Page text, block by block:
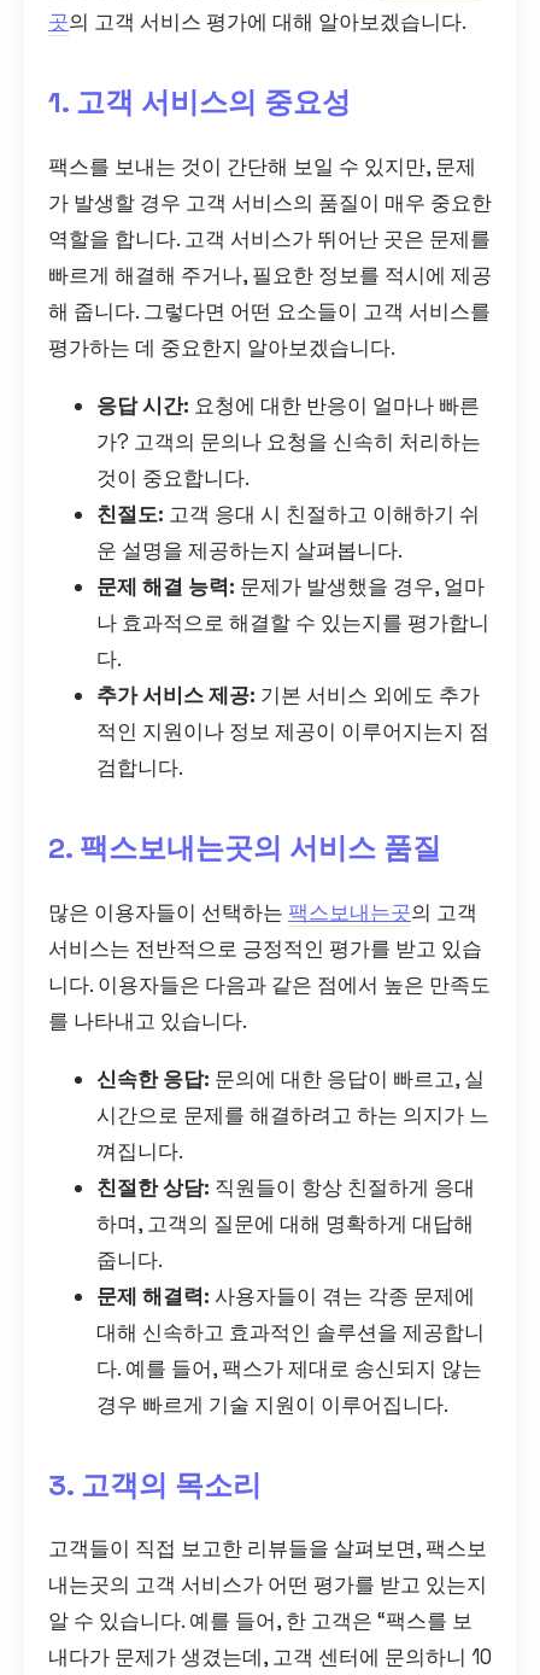
곳의 고객 서비스 평가에 대해 알아보겠습니다.
1. 고객 서비스의 중요성
팩스를 보내는 것이 간단해 보일 수 있지만, 문제
가 발생할 경우 고객 서비스의 품질이 매우 중요한
역할을 합니다. 고객 서비스가 뛰어난 곳은 문제를
빠르게 해결해 주거나, 필요한 정보를 적시에 제공
해 줍니다. 그렇다면 어떤 요소들이 고객 서비스를
평가하는 데 중요한지 알아보겠습니다.
응답 시간: 요청에 대한 반응이 얼마나 빠른
가? 고객의 문의나 요청을 신속히 처리하는
것이 중요합니다.
친절도: 고객 응대 시 친절하고 이해하기 쉬
운 설명을 제공하는지 살펴봅니다.
문제 해결 능력: 문제가 발생했을 경우, 얼마
나 효과적으로 해결할 수 있는지를 평가합니
다.
추가 서비스 제공: 기본 서비스 외에도 추가
적인 지원이나 정보 제공이 이루어지는지 점
검합니다.
2. 팩스보내는곳의 서비스 품질
많은 이용자들이 선택하는 팩스보내는곳의 고객
서비스는 전반적으로 긍정적인 평가를 받고 있습
니다. 이용자들은 다음과 같은 점에서 높은 만족도
를 나타내고 있습니다.
신속한 응답: 문의에 대한 응답이 빠르고, 실
시간으로 문제를 해결하려고 하는 의지가 느
껴집니다.
친절한 상담: 직원들이 항상 친절하게 응대
하며, 고객의 질문에 대해 명확하게 대답해
줍니다.
문제 해결력: 사용자들이 겪는 각종 문제에
대해 신속하고 효과적인 솔루션을 제공합니
다. 예를 들어, 팩스가 제대로 송신되지 않는
경우 빠르게 기술 지원이 이루어집니다.
3. 고객의 목소리
고객들이 직접 보고한 리뷰들을 살펴보면, 팩스보
내는곳의 고객 서비스가 어떤 평가를 받고 있는지
알 수 있습니다. 예를 들어, 한 고객은 “팩스를 보
내다가 문제가 생겼는데, 고객 센터에 문의하니 10